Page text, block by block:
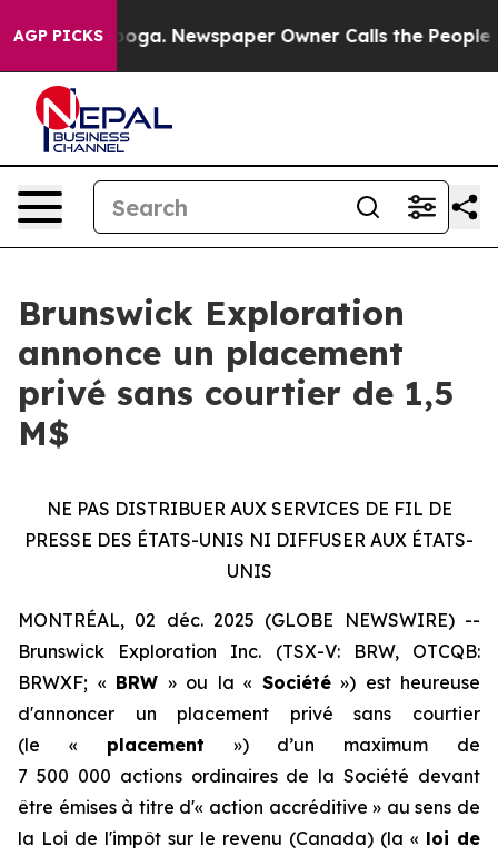
AGP PICKS Newspaper Owner Calls the People
Brunswick Exploration
annonce un placement
privé sans courtier de 1,5
M$
NE PAS DISTRIBUER AUX SERVICES DE FIL DE
PRESSE DES ÉTATS-UNIS NI DIFFUSER AUX ÉTATS-
UNIS
MONTRÉAL, 02 déc. 2025 (GLOBE NEWSWIRE) --
Brunswick Exploration Inc. (TSX-V: BRW, OTCQB:
BRWXF; « BRW » ou la « Société») est heureuse
d'annoncer un placement privé sans courtier
(le « placement ») d’un maximum de
7 500 000 actions ordinaires de la Société devant
être émises à titre d'« action accréditive » au sens de
la Loi de l'impôt sur le revenu (Canada) (la « loi de